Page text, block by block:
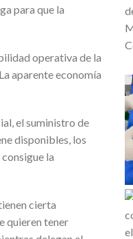
para que la
operativa de la
aparente economía
el suministro de
disponibles, los
la
cierta
quieren tener